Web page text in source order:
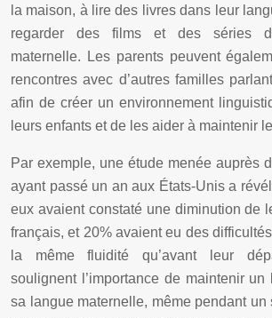
la maison, à lire des livres dans leur
regarder des films et des séries
maternelle. Les parents peuvent
rencontres avec d’autres familles
afin de créer un environnement
leurs enfants et de les aider à maintenir
Par exemple, une étude menée auprès
ayant passé un an aux États-Unis a
eux avaient constaté une diminution de
français, et 20% avaient eu des
la même fluidité qu’avant leur
soulignent l’importance de maintenir
sa langue maternelle, même pendant un